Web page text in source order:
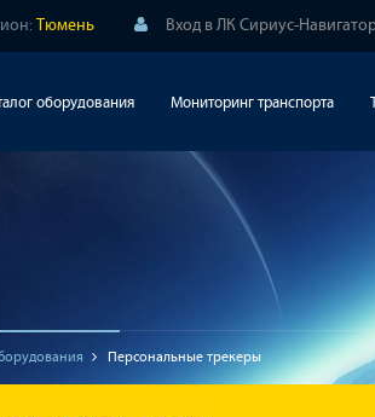
Тюмень Вход в ЛК Сириус-
оборудования Мониторинг транспорта
Персональные трекеры